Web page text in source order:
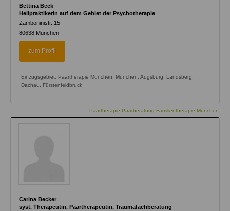
Bettina Beck
Heilpraktikerin auf dem Gebiet der Psychotherapie
Zamboninistr. 15
80638 München
zum Profil
Einzugsgebiet: Paartherapie München, München, Augsburg, Landsberg,
Dachau, Fürstenfeldbruck
Paartherapie Paarberatung Familientherapie München
Carina Becker
syst. Therapeutin, Paartherapeutin, Traumafachberatung